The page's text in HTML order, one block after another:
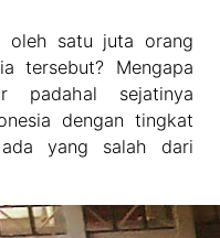
oleh satu juta orang
tersebut? Mengapa
padahal sejatinya
dengan tingkat
yang salah dari